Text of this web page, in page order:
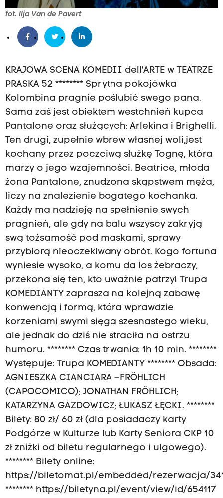
fot. Ilja Van de Pavert
KRAJOWA SCENA KOMEDII dell'ARTE w TEATRZE
PRASKA 52 ******** Sprytna pokojówka
Kolombina pragnie poślubić swego pana.
Sama zaś jest obiektem westchnień kupca
Pantalone oraz służących: Arlekina i Brighelli.
Ten drugi, zupełnie wbrew własnej woli,jest
kochany przez poczciwą służkę Tognę, która
marzy o jego wzajemności. Beatrice, młoda
żona Pantalone, znudzona skąpstwem męża,
liczy na znalezienie bogatego kochanka.
Każdy ma nadzieję na spełnienie swych
pragnień, ale gdy na balu wszyscy zakryją
swą tożsamość pod maskami, sprawy
przybiorą nieoczekiwany obrót. Kogo fortuna
wyniesie wysoko, a komu da los żebraczy,
przekona się ten, kto uważnie patrzy! Trupa
KOMEDIANTY zaprasza na kolejną zabawę
konwencją i formą, która wprawdzie
korzeniami swymi sięga szesnastego wieku,
ale jednak do dziś nie straciła na ostrzu
humoru. ******** Czas trwania: 1h 10 min. ********
Występuje: Trupa KOMEDIANTY ******** Obsada:
AGNIESZKA CIANCIARA –FRÖHLICH
(CAPOCOMICO); JONATHAN FRÖHLICH;
KATARZYNA GAZDOWICZ; ŁUKASZ ŁĘCKI. ********
Bilety: 80 zł/ 60 zł (dla posiadaczy karty
Podgórze w Kulturze lub Karty Seniora CKP 10
zł zniżki od biletu regularnego i ulgowego).
******** Bilety online:
https://biletomat.pl/embedded/rezerwacja/
******** https://biletyna.pl/event/view/id/654117